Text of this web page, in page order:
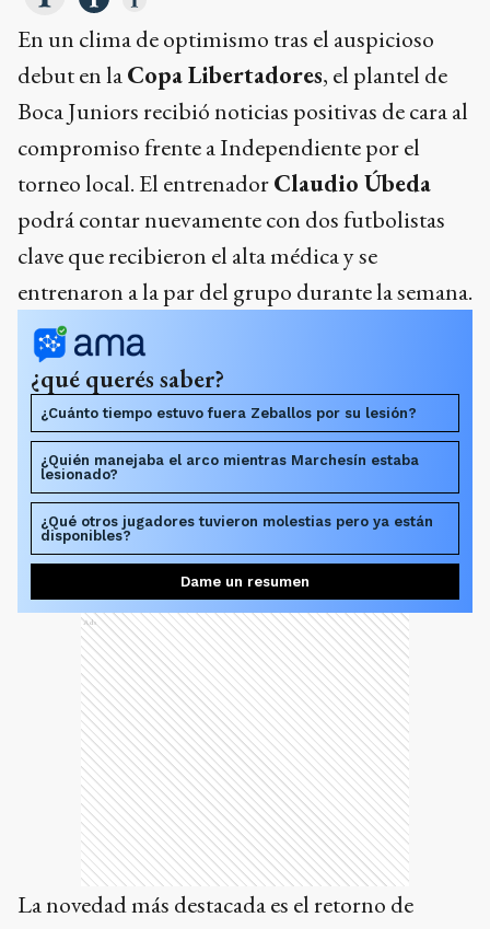
En un clima de optimismo tras el auspicioso
debut en laCopa Libertadores, el plantel de
Boca Juniors recibió noticias positivas de cara al
compromiso frente a Independiente por el
torneo local. El entrenadorClaudio Úbeda
podrá contar nuevamente con dos futbolistas
clave que recibieron el alta médica y se
entrenaron a la par del grupo durante la semana.
¿qué querés saber?
¿Cuánto tiempo estuvo fuera Zeballos por su lesión?
¿Quién manejaba el arco mientras Marchesín estaba
lesionado?
¿Qué otros jugadores tuvieron molestias pero ya están
disponibles?
Dame un resumen
Ads
La novedad más destacada es el retorno de